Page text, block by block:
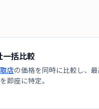
一括比較
店の価格を同時に比較し、
即座に特定。